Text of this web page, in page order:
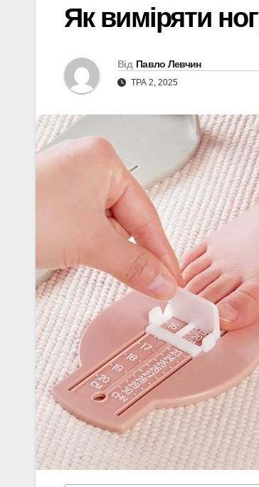
Як виміряти
Від Павло Левчин
ТРА 2, 2025